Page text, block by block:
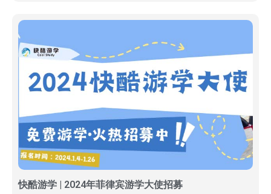
快酷游学 | 2024年菲律宾游学大使招募